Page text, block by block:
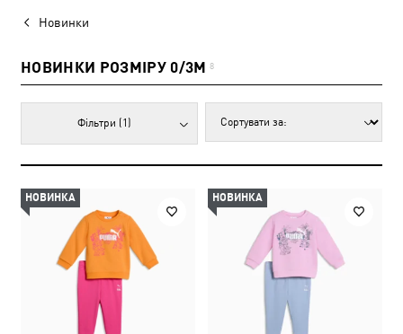
Новинки
НОВИНКИ РОЗМІРУ 0/3M 8
Фільтри (1)
НОВИНКА НОВИНКА